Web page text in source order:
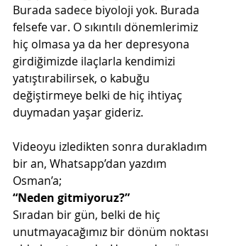
Burada sadece biyoloji yok. Burada
felsefe var. O sıkıntılı dönemlerimiz
hiç olmasa ya da her depresyona
girdiğimizde ilaçlarla kendimizi
yatıştırabilirsek, o kabuğu
değiştirmeye belki de hiç ihtiyaç
duymadan yaşar gideriz.
Videoyu izledikten sonra durakladım
bir an, Whatsapp’dan yazdım
Osman’a;
“Neden gitmiyoruz?”
Sıradan bir gün, belki de hiç
unutmayacağımız bir dönüm noktası